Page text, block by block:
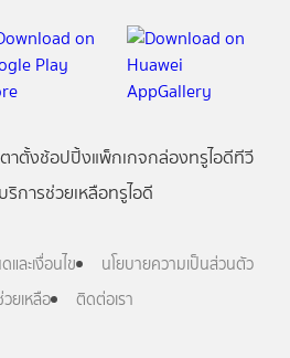
ตาตั้งช้อปปิ้งแพ็กเกจกล่องทรูไอดีทีวี
บริการช่วยเหลือทรูไอดี
ละเงื่อนไข
นโยบายความเป็นส่วนตัว
ยเหลือ
ติดต่อเรา